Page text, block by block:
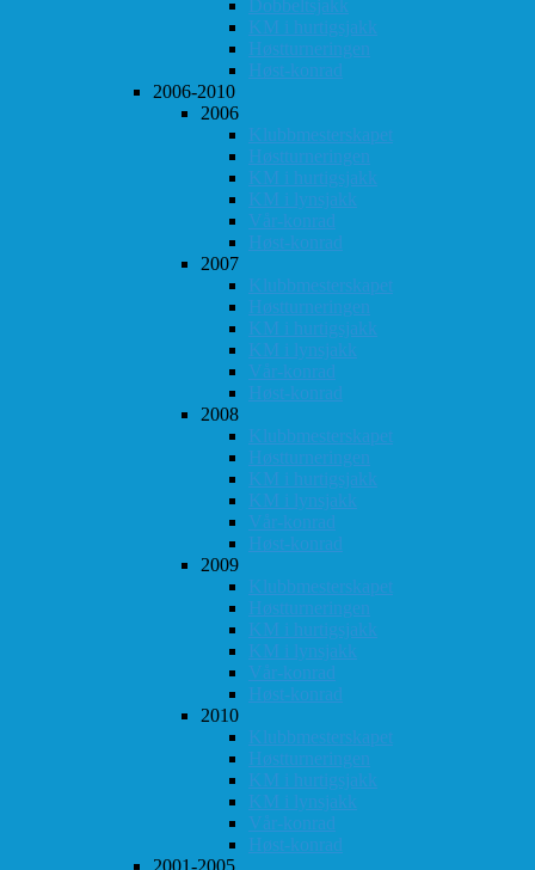
Dobbeltsjakk
KM i hurtigsjakk
Høstturneringen
Høst-konrad
2006-2010
2006
Klubbmesterskapet
Høstturneringen
KM i hurtigsjakk
KM i lynsjakk
Vår-konrad
Høst-konrad
2007
Klubbmesterskapet
Høstturneringen
KM i hurtigsjakk
KM i lynsjakk
Vår-konrad
Høst-konrad
2008
Klubbmesterskapet
Høstturneringen
KM i hurtigsjakk
KM i lynsjakk
Vår-konrad
Høst-konrad
2009
Klubbmesterskapet
Høstturneringen
KM i hurtigsjakk
KM i lynsjakk
Vår-konrad
Høst-konrad
2010
Klubbmesterskapet
Høstturneringen
KM i hurtigsjakk
KM i lynsjakk
Vår-konrad
Høst-konrad
2001-2005